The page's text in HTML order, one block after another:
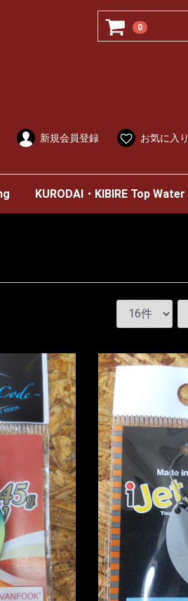
0
新規会員登録 お気に入り
KURODAI・KIBIRE Top Water